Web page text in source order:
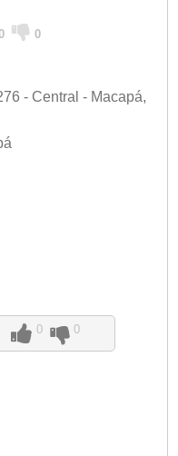
0
- Central - Macapá,
0 0